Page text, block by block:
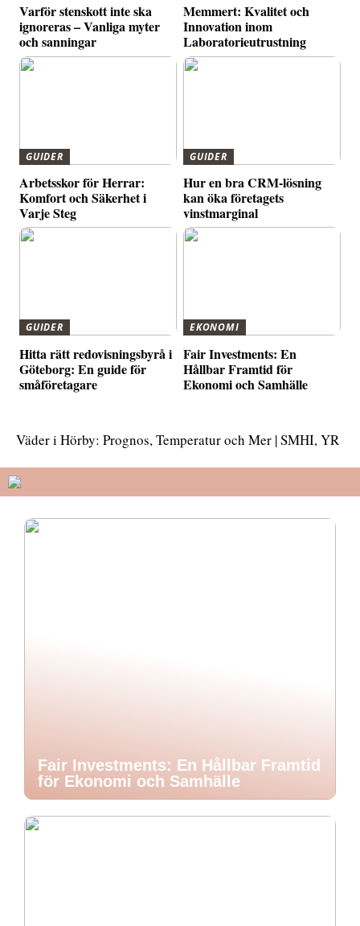
Varför stenskott inte ska
ignoreras – Vanliga myter
och sanningar
Memmert: Kvalitet och
Innovation inom
Laboratorieutrustning
GUIDER
Arbetsskor för Herrar:
Komfort och Säkerhet i
Varje Steg
GUIDER
Hur en bra CRM-lösning
kan öka företagets
vinstmarginal
GUIDER
Hitta rätt redovisningsbyrå i
Göteborg: En guide för
småföretagare
EKONOMI
Fair Investments: En
Hållbar Framtid för
Ekonomi och Samhälle
Väder i Hörby: Prognos, Temperatur och Mer | SMHI, YR
Fair Investments: En Hållbar Framtid
för Ekonomi och Samhälle